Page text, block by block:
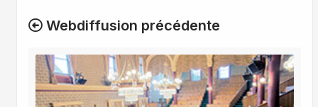
Webdiffusion précédente